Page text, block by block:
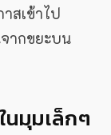
สเข้าไป
ากขยะบน
มุมเล็กๆ